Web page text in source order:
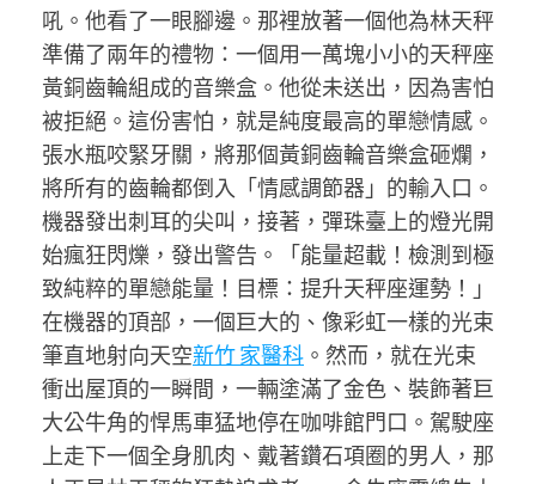
吼。他看了一眼腳邊。那裡放著一個他為林天秤
準備了兩年的禮物：一個用一萬塊小小的天秤座
黃銅齒輪組成的音樂盒。他從未送出，因為害怕
被拒絕。這份害怕，就是純度最高的單戀情感。
張水瓶咬緊牙關，將那個黃銅齒輪音樂盒砸爛，
將所有的齒輪都倒入「情感調節器」的輸入口。
機器發出刺耳的尖叫，接著，彈珠臺上的燈光開
始瘋狂閃爍，發出警告。「能量超載！檢測到極
致純粹的單戀能量！目標：提升天秤座運勢！」
在機器的頂部，一個巨大的、像彩虹一樣的光束
筆直地射向天空新竹 家醫科 。然而，就在光束
衝出屋頂的一瞬間，一輛塗滿了金色、裝飾著巨
大公牛角的悍馬車猛地停在咖啡館門口。駕駛座
上走下一個全身肌肉、戴著鑽石項圈的男人，那